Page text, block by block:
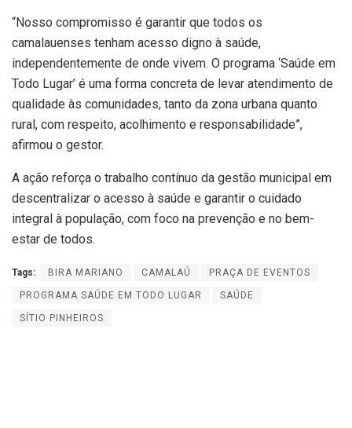
“Nosso compromisso é garantir que todos os
camalauenses tenham acesso digno à saúde,
independentemente de onde vivem. O programa ‘Saúde em
Todo Lugar’ é uma forma concreta de levar atendimento de
qualidade às comunidades, tanto da zona urbana quanto
rural, com respeito, acolhimento e responsabilidade”,
afirmou o gestor.
A ação reforça o trabalho contínuo da gestão municipal em
descentralizar o acesso à saúde e garantir o cuidado
integral à população, com foco na prevenção e no bem-
estar de todos.
Tags: BIRA MARIANO CAMALAÚ PRAÇA DE EVENTOS
PROGRAMA SAÚDE EM TODO LUGAR SAÚDE
SÍTIO PINHEIROS